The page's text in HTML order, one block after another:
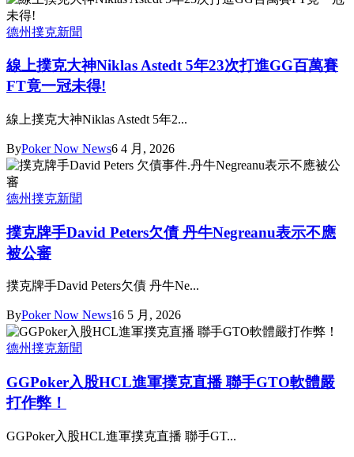
德州撲克新聞
線上撲克大神Niklas Astedt 5年23次打進GG百萬賽
FT竟一冠未得!
線上撲克大神Niklas Astedt 5年2...
ByPoker Now News6 4 月, 2026
德州撲克新聞
撲克牌手David Peters欠債 丹牛Negreanu表示不應
被公審
撲克牌手David Peters欠債 丹牛Ne...
ByPoker Now News16 5 月, 2026
德州撲克新聞
GGPoker入股HCL進軍撲克直播 聯手GTO軟體嚴
打作弊！
GGPoker入股HCL進軍撲克直播 聯手GT...